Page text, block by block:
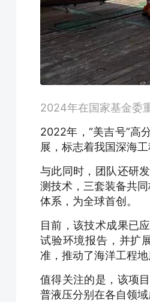
2024年在国家基金委
2022年，“美吉号”高
展，标志着我国深海
与此同时，团队还研
测技术，三套装备共
体系，为全球首创。
目前，该技术成果已
试验环境报告，并扩
准，推动了海洋工程地
值得关注的是，该项
普液压分别在各自领